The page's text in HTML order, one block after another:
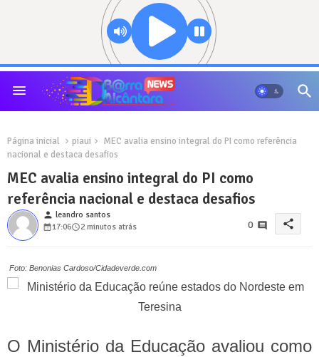
Página inicial piaui
MEC avalia ensino integral do PI como referência
nacional e destaca desafios
MEC avalia ensino integral do PI como
referência nacional e destaca desafios
person leandro santos
17:06
2 minutos atrás 0 share
Foto: Benonias Cardoso/Cidadeverde.com
O Ministério da Educação avaliou como